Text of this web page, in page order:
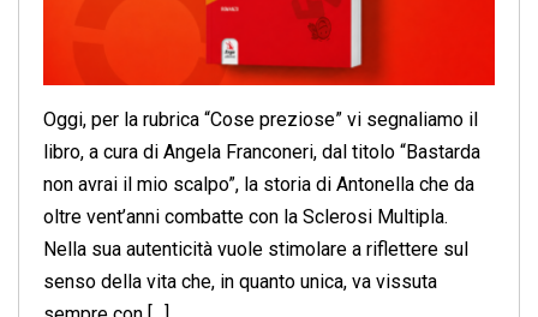
Oggi, per la rubrica “Cose preziose” vi segnaliamo il
libro, a cura di Angela Franconeri, dal titolo “Bastarda
non avrai il mio scalpo”, la storia di Antonella che da
oltre vent’anni combatte con la Sclerosi Multipla.
Nella sua autenticità vuole stimolare a riflettere sul
senso della vita che, in quanto unica, va vissuta